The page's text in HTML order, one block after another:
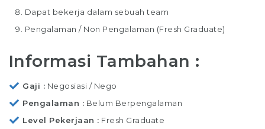
Dapat bekerja dalam sebuah team
Pengalaman / Non Pengalaman (Fresh Graduate)
Informasi Tambahan :
Gaji
Negosiasi / Nego
Pengalaman
Belum Berpengalaman
Level Pekerjaan
Fresh Graduate